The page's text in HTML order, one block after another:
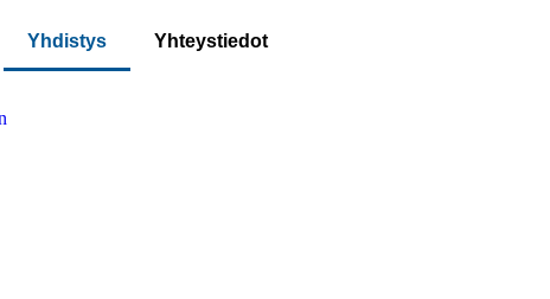
Yhdistys Yhteystiedot